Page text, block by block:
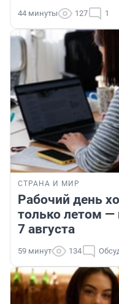
44 минуты 127 1
СТРАНА И МИР
Рабочий день
только летом —
7 августа
59 минут 134